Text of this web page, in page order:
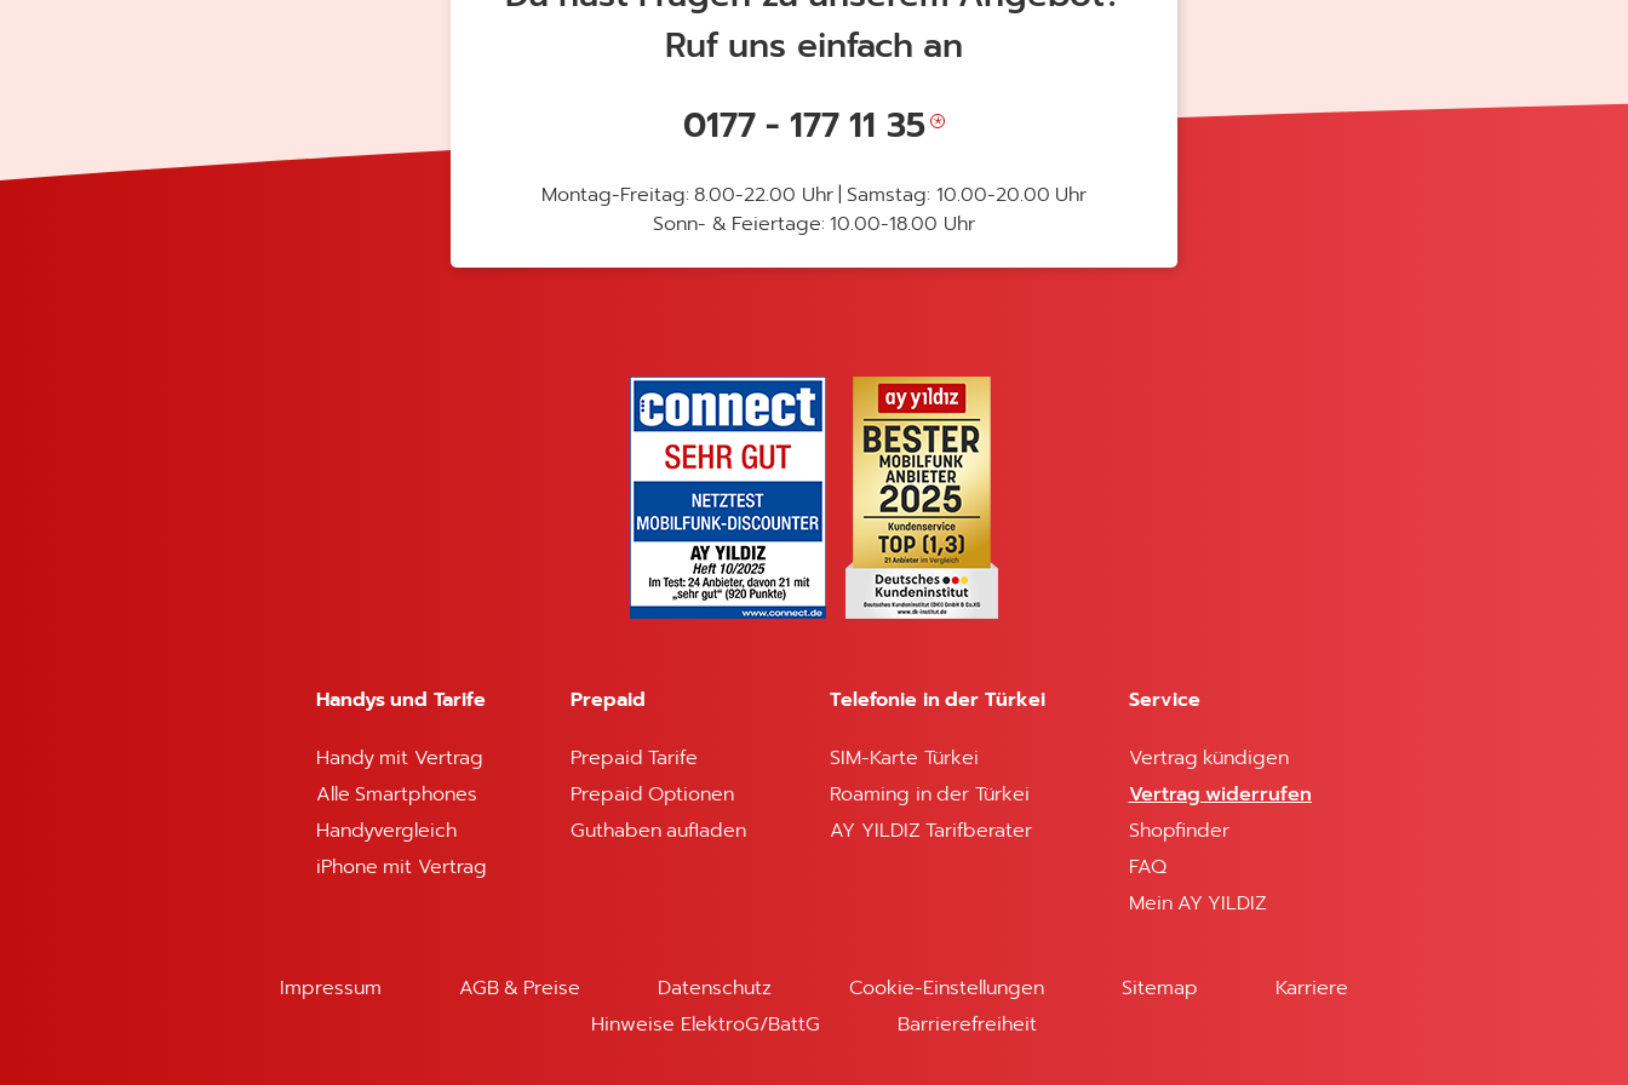
Die Android Apps TomTom GO Navigation, Google Maps und Sygic GPS Navigation landeten beim Test der Stiftung Warentest
auf den ersten Plätzen – mit Noten von 1,9 bis 2,1. Dabei ist Google Maps kostenlos, während die TomTom und Sygic Lösungen
kostenpflichtig sind. Allerdings ist bei Google eine Internetverbindung vorteilhaft, auch wenn sich einzelne Kartenausschnitte
downloaden und offline nutzen lassen. TomTom GO und Sygic GPS arbeiten auch offline.
Sygic im Playstore
Mit unseren Apps für Blitzer- und Reisewarnungen bist Du immer gut vorbereitet. Ganz gleich, durch welche Transitländer Dich
die Reise führt. So erfährst Du u.a., welche Zollvorschriften gelten und wo Du bei der Geschwindigkeit aufpassen solltest.
App Sicher reisen – Die App des Auswärtigen Amts hilft
Übersetzungs-Apps
Je nach Route durchquerst Du auf dem Weg in die Türkei nicht nur diverse Staaten, sondern überquerst auch etliche
Sprachgrenzen. Doch wer spricht schon fließend Tschechisch, Ungarisch oder Bulgarisch? Und damit die Verständigung nicht
Smartphone aus der Tasche zu holen: Ein Lächeln gilt universal und hilft in jeder Sprache weiter.
Ruf uns einfach an
0177 - 177 11 35
Montag-Freitag: 8.00-22.00 Uhr | Samstag: 10.00-20.00 Uhr
Sonn- & Feiertage: 10.00-18.00 Uhr
Handys und Tarife
Handy mit Vertrag
Alle Smartphones
Handyvergleich
iPhone mit Vertrag
Prepaid
Prepaid Tarife
Prepaid Optionen
Guthaben aufladen
Telefonie in der Türkei
SIM-Karte Türkei
Roaming in der Türkei
AY YILDIZ Tarifberater
Service
Vertrag kündigen
Vertrag widerrufen
Shopfinder
FAQ
Mein AY YILDIZ
Impressum AGB & Preise Datenschutz Cookie-Einstellungen Sitemap
Karriere
Hinweise ElektroG/BattG
Barrierefreiheit